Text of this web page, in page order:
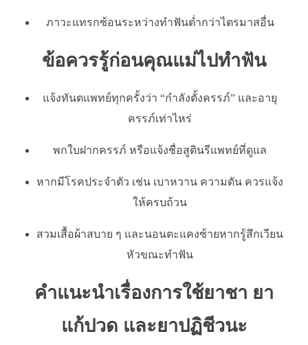
ภาวะแทรกซ้อนระหว่างทำฟันต่ำกว่าไตรมาสอื่น
ข้อควรรู้ก่อนคุณแม่ไปทำฟัน
แจ้งทันตแพทย์ทุกครั้งว่า “กำลังตั้งครรภ์” และอายุ
ครรภ์เท่าไหร่
พกใบฝากครรภ์ หรือแจ้งชื่อสูตินรีแพทย์ที่ดูแล
หากมีโรคประจำตัว เช่น เบาหวาน ความดัน ควรแจ้ง
ให้ครบถ้วน
สวมเสื้อผ้าสบาย ๆ และนอนตะแคงซ้ายหากรู้สึกเวียน
หัวขณะทำฟัน
คำแนะนำเรื่องการใช้ยาชา ยา
แก้ปวด และยาปฏิชีวนะ